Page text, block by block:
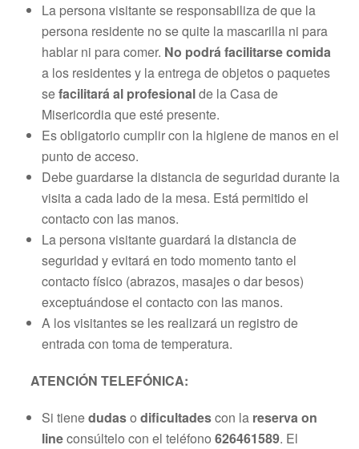
La persona visitante se responsabiliza de que la
persona residente no se quite la mascarilla ni para
hablar ni para comer. No podrá facilitarse comida
a los residentes y la entrega de objetos o paquetes
sefacilitará al profesionalde la Casa de
Misericordia que esté presente.
Es obligatorio cumplir con la higiene de manos en el
punto de acceso.
Debe guardarse la distancia de seguridad durante la
visita a cada lado de la mesa. Está permitido el
contacto con las manos.
La persona visitante guardará la distancia de
seguridad y evitará en todo momento tanto el
contacto físico (abrazos, masajes o dar besos)
exceptuándose el contacto con las manos.
A los visitantes se les realizará un registro de
entrada con toma de temperatura.
ATENCIÓN TELEFÓNICA:
Si tienedudasodificultadescon la reservaon
lineconsúltelo con el teléfono626461589. El